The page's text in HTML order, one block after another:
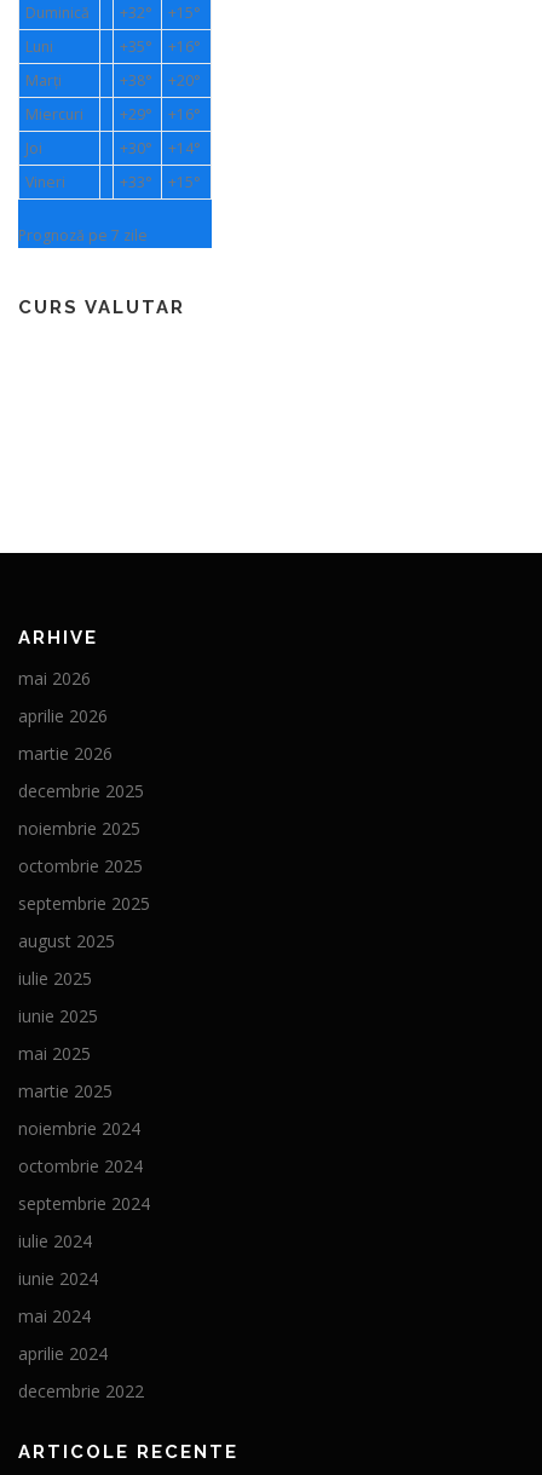
Duminică
+32° +15°
Luni
+35° +16°
Marți
+38° +20°
Miercuri
+29° +16°
Joi
+30° +14°
Vineri
+33° +15°
Prognoză pe 7 zile
CURS VALUTAR
ARHIVE
mai 2026
aprilie 2026
martie 2026
decembrie 2025
noiembrie 2025
octombrie 2025
septembrie 2025
august 2025
iulie 2025
iunie 2025
mai 2025
martie 2025
noiembrie 2024
octombrie 2024
septembrie 2024
iulie 2024
iunie 2024
mai 2024
aprilie 2024
decembrie 2022
ARTICOLE RECENTE